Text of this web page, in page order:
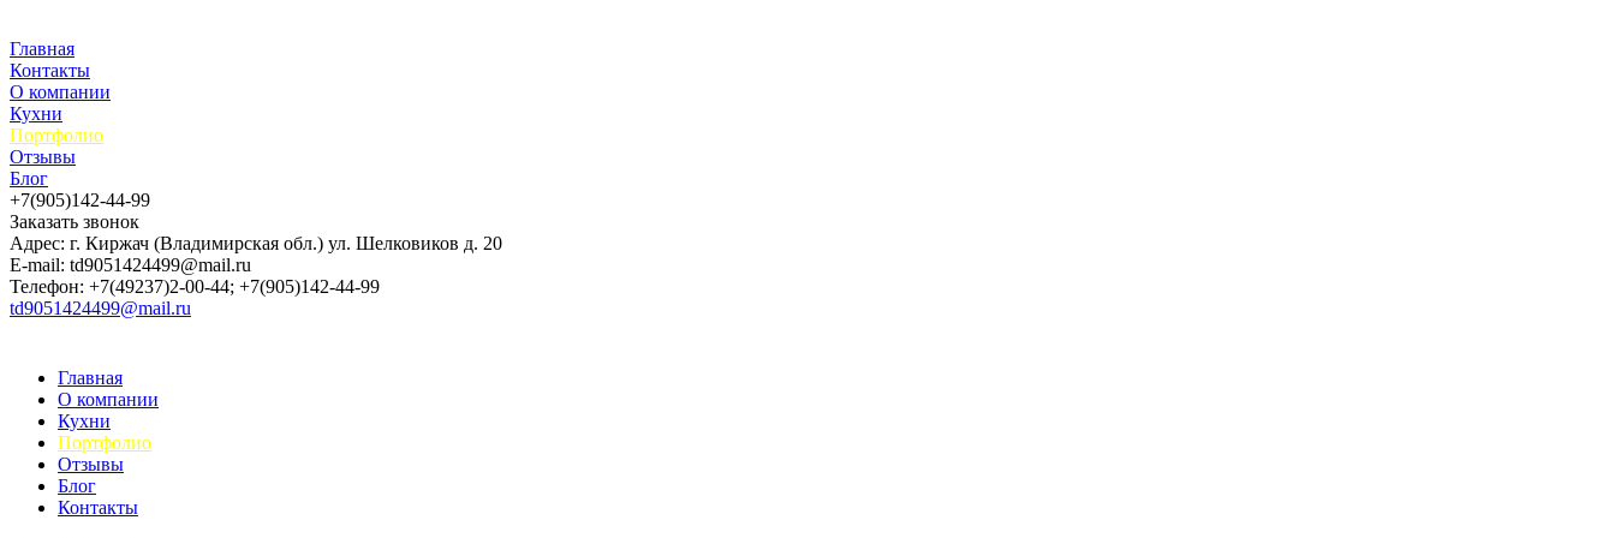
Главная
Контакты
О компании
Кухни
Портфолио
Отзывы
Блог
+7(905)142-44-99
Заказать звонок
Адрес: г. Киржач (Владимирская обл.) ул. Шелковиков д. 20
E-mail: td9051424499@mail.ru
Телефон: +7(49237)2-00-44; +7(905)142-44-99
td9051424499@mail.ru
Главная
О компании
Кухни
Портфолио
Отзывы
Блог
Контакты